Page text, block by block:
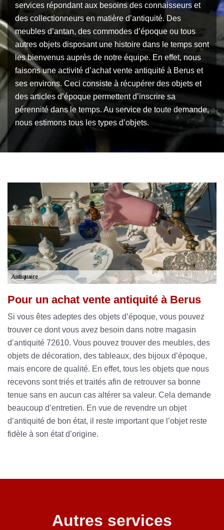
services répondant aux besoins des connaisseurs et
des collectionneurs en matière d’antiquité. Des
meubles d’antan, des commodes d’époque ou tous
autres objets disposant une histoire dans le temps sont
les bienvenus auprès de notre équipe. En effet, nous
faisons une activité d’achat vente antiquité à Berus et
ses environs. Ceci consiste à récupérer des objets et
des articles d’époque permettent d’inscrire sa
pérennité dans le temps. Au service de toute demande,
nous estimons tous les types d’objets.
Pour un achat vente antiquité à Berus
Si vous êtes adeptes des objets d’époque, vous pouvez
trouver ce dont vous avez besoin dans notre magasin
d’antiquité 72610. Vous pouvez trouver des meubles, des
objets de décoration, des tableaux, des bijoux d’époque,
mais encore de qualité. En effet, tous les objets que nous
recevons sont triés et traités afin de retrouver sa bonne
tenue sans en aucun cas altérer sa valeur. Cela demande
beaucoup d’entretien. En vue de revendre un objet
d’antiquité de bon état, il reste important que l’objet reste
fidèle à son état d’origine.
Autres services